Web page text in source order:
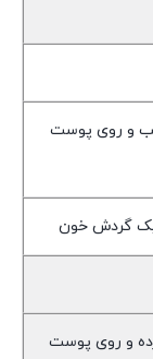
و روی پوست
گردش خون
و روی پوست